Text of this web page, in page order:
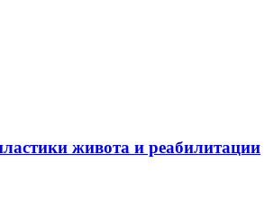
живота и реабилитации